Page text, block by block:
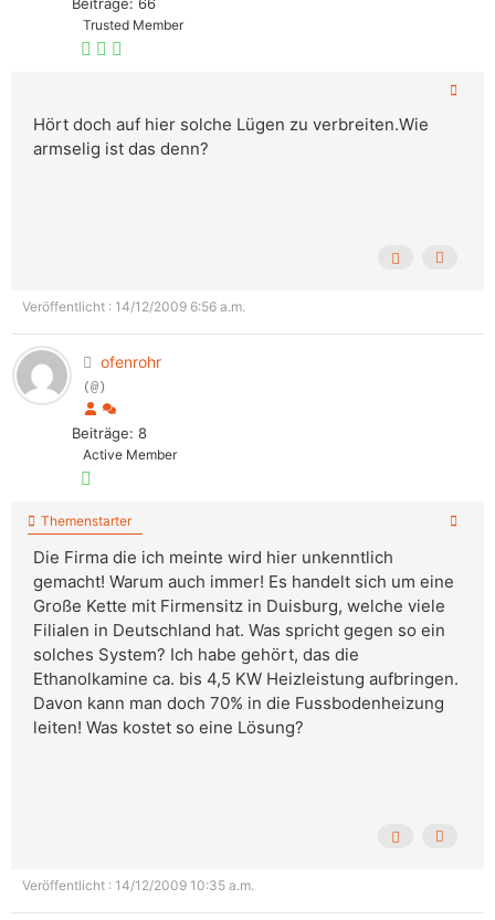
Trusted Member
Hört doch auf hier solche Lügen zu verbreiten.Wie
armselig ist das denn?
Veröffentlicht : 14/12/2009 6:56 a.m.
ofenrohr
(@)
Beiträge: 8
Active Member
Themenstarter
Die Firma die ich meinte wird hier unkenntlich
gemacht! Warum auch immer! Es handelt sich um eine
Große Kette mit Firmensitz in Duisburg, welche viele
Filialen in Deutschland hat. Was spricht gegen so ein
solches System? Ich habe gehört, das die
Ethanolkamine ca. bis 4,5 KW Heizleistung aufbringen.
Davon kann man doch 70% in die Fussbodenheizung
leiten! Was kostet so eine Lösung?
Veröffentlicht : 14/12/2009 10:35 a.m.